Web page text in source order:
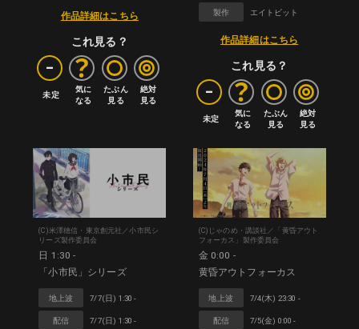
作品詳細はこちら
これ見る？
-
未定
気に
なる
たぶん
見る
絶対
見る
製作 エイトビット
作品詳細はこちら
これ見る？
-
未定
気に
なる
たぶん
見る
絶対
見る
(C)米澤穂信・東京創元社／小市民シ
リーズ製作委員会
日 1:30 -
「小市民」シリーズ
地上波 7/7(日) 1:30 -
配信 7/7(日) 1:30 -
(C)じゃのめ・講談社／「黄昏アウト
フォーカス」製作委員会
金 0:00 -
黄昏アウトフォーカス
地上波 7/4(木) 23:30 -
配信 7/5(金) 0:00 -